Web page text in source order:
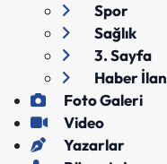
Spor
Sağlık
3. Sayfa
Haber İlan
Foto Galeri
Video
Yazarlar